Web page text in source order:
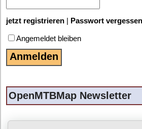
jetzt registrieren | Passwort
Angemeldet bleiben
OpenMTBMap Newsletter